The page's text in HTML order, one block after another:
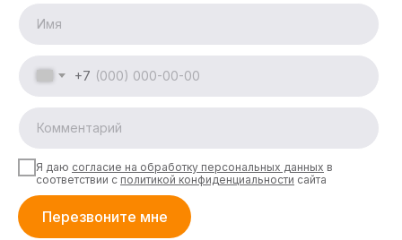
+7
Я даю согласие на обработку персональных данных в
соответствии с политикой конфиденциальности сайта
Перезвоните мне